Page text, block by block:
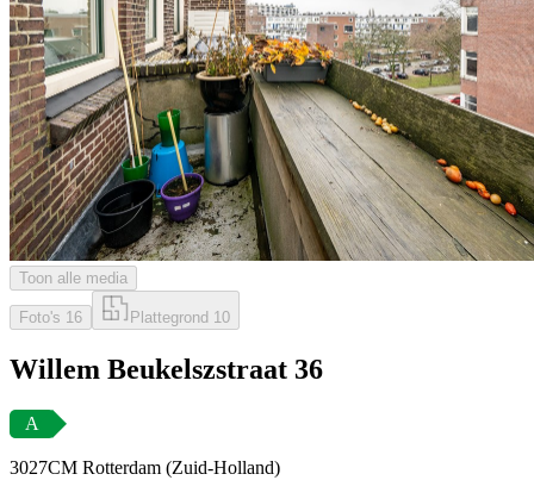
Toon alle media
Foto's 16 Plattegrond 10
Willem Beukelszstraat 36
A
3027CM Rotterdam (Zuid-Holland)